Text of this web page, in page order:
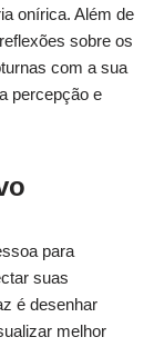
onírica. Além de
sobre os
com a sua
percepção e
para
suas
é desenhar
melhor